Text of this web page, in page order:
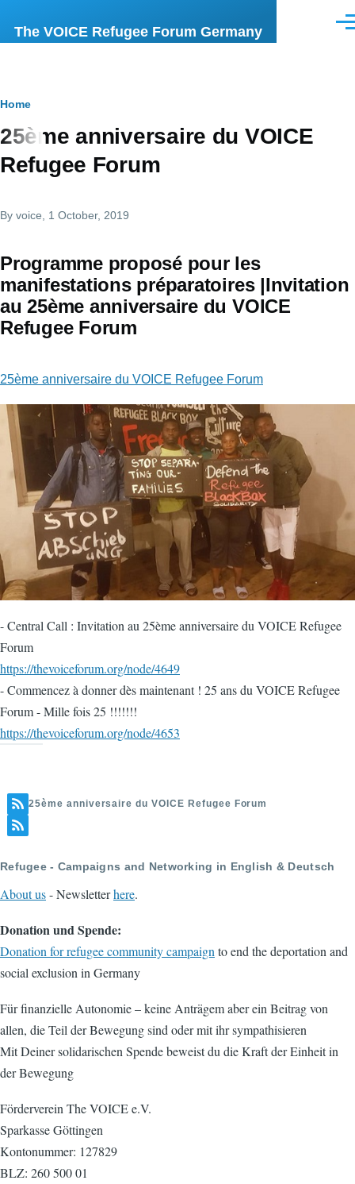
The VOICE Refugee Forum Germany
Breadcrumb
Home
25ème anniversaire du VOICE
Refugee Forum
By voice , 1 October, 2019
Programme proposé pour les
manifestations préparatoires |Invitation
au 25ème anniversaire du VOICE
Refugee Forum
25ème anniversaire du VOICE Refugee Forum
- Central Call : Invitation au 25ème anniversaire du VOICE Refugee
Forum
https://thevoiceforum.org/node/4649
- Commencez à donner dès maintenant ! 25 ans du VOICE Refugee
Forum - Mille fois 25 !!!!!!!
https://thevoiceforum.org/node/4653
25ème anniversaire du VOICE Refugee Forum
Refugee - Campaigns and Networking in English & Deutsch
About us- Newsletterhere.
Donation und Spende:
Donation for refugee community campaign to end the deportation and
social exclusion in Germany
Für finanzielle Autonomie – keine Anträgem aber ein Beitrag von
allen, die Teil der Bewegung sind oder mit ihr sympathisieren
Mit Deiner solidarischen Spende beweist du die Kraft der Einheit in
der Bewegung
Förderverein The VOICE e.V.
Sparkasse Göttingen
Kontonummer: 127829
BLZ: 260 500 01